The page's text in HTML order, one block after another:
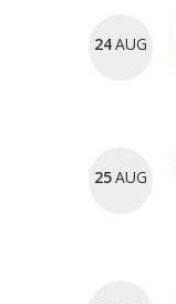
24AUG
25AUG